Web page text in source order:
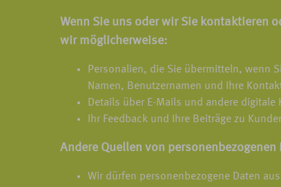
Wenn Sie uns oder wir Sie kontaktieren
wir möglicherweise:
Personalien, die Sie übermitteln, wenn
Namen, Benutzernamen und Ihre
Details über E-Mails und andere
Ihr Feedback und Ihre Beiträge zu
Andere Quellen von personenbezogenen
Wir dürfen personenbezogene Daten